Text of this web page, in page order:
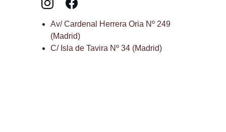
Av/ Cardenal Herrera Oria Nº 249
(Madrid)
C/ Isla de Tavira Nº 34 (Madrid)